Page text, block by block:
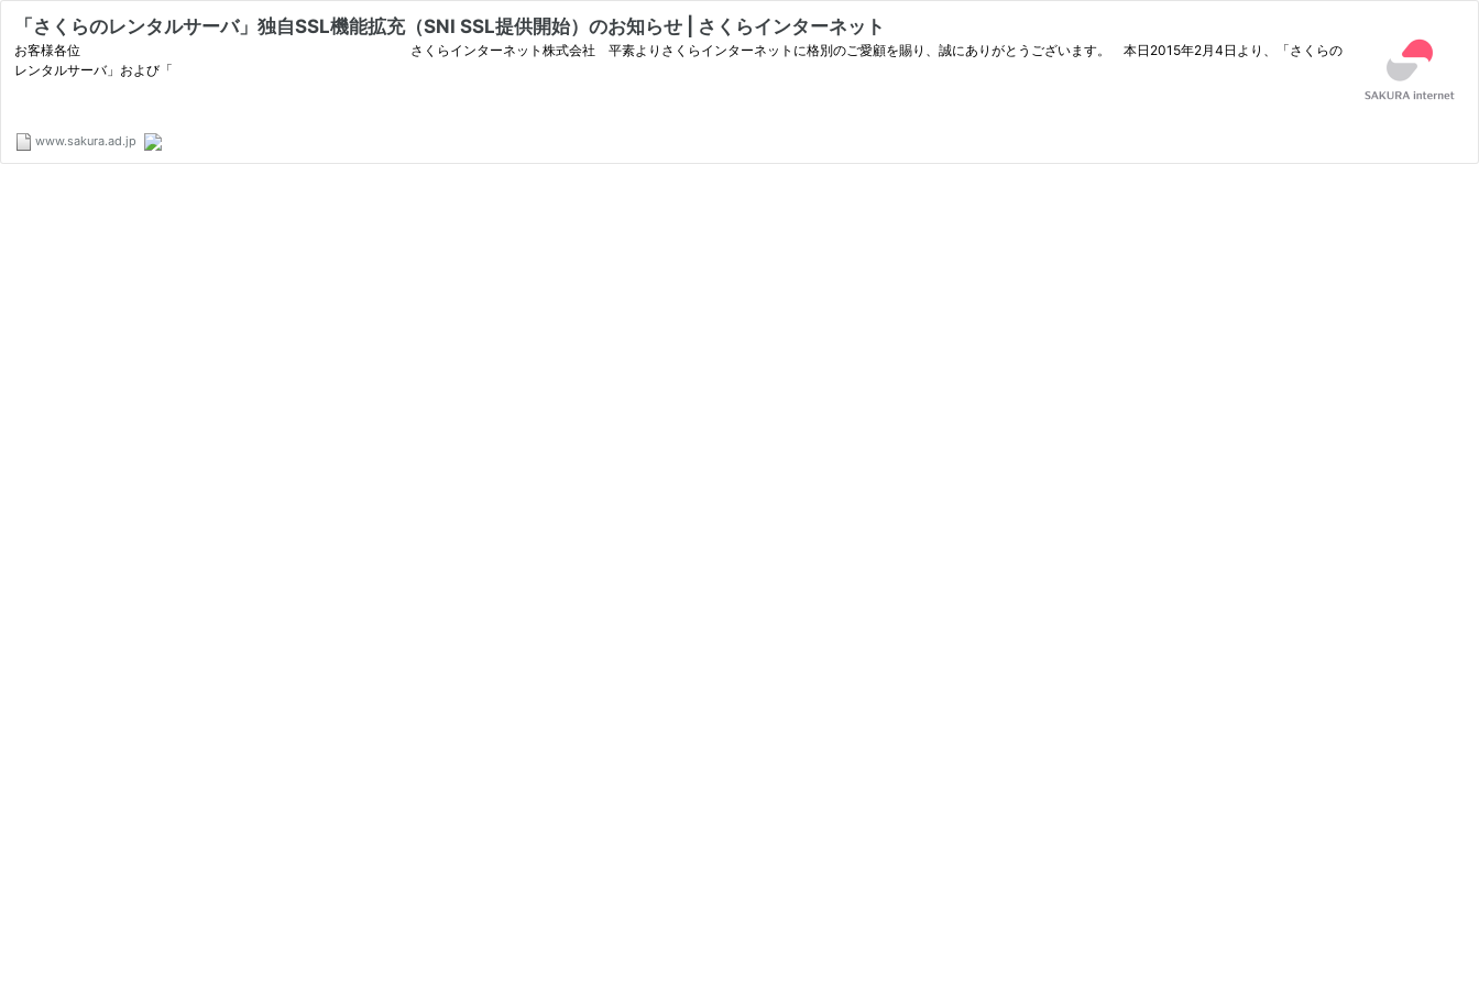
「さくらのレンタルサーバ」独自SSL機能拡充（SNI SSL提供開始）のお知らせ | さくらインターネット
お客様各位 さくらインターネット株式会社 平素よりさくらインターネットに格別のご愛顧を賜り、誠にありがとうございます。 本日2015年2月4日より、「さくらの
レンタルサーバ」および「
www.sakura.ad.jp